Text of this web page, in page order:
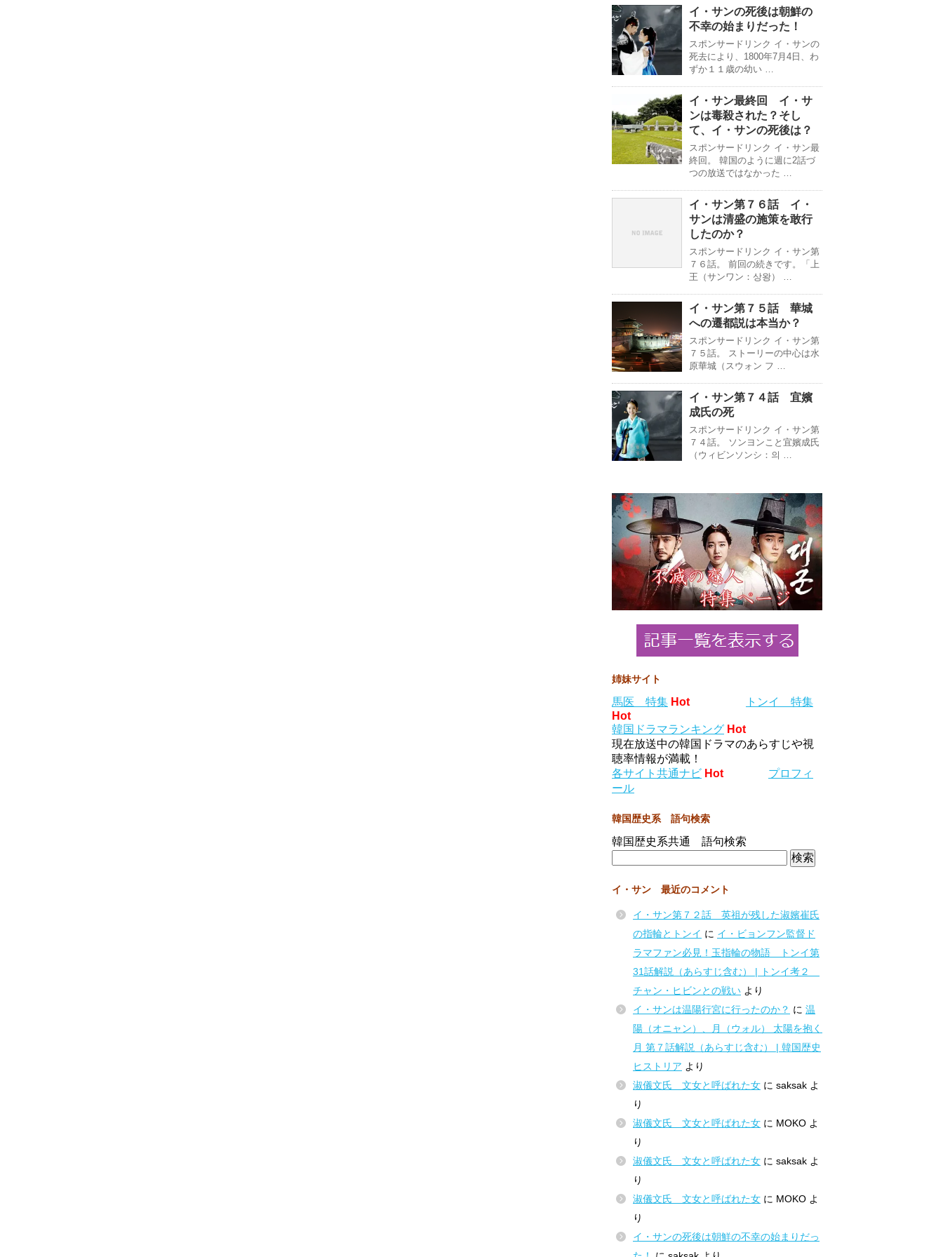
イ・サンの死後は朝鮮の
不幸の始まりだった！
スポンサードリンク イ・サンの
死去により、1800年7月4日、わ
ずか１１歳の幼い …
イ・サン最終回 イ・サ
ンは毒殺された？そし
て、イ・サンの死後は？
スポンサードリンク イ・サン最
終回。 韓国のように週に2話づ
つの放送ではなかった …
イ・サン第７６話 イ・
サンは清盛の施策を敢行
したのか？
スポンサードリンク イ・サン第
７６話。 前回の続きです。「上
王（サンワン：상왕） …
イ・サン第７５話 華城
への遷都説は本当か？
スポンサードリンク イ・サン第
７５話。 ストーリーの中心は水
原華城（スウォン フ …
イ・サン第７４話 宜嬪
成氏の死
スポンサードリンク イ・サン第
７４話。 ソンヨンこと宜嬪成氏
（ウィビンソンシ：의 …
姉妹サイト
馬医 特集 Hot
トンイ 特集
Hot
韓国ドラマランキング Hot
現在放送中の韓国ドラマのあらすじや視
聴率情報が満載！
各サイト共通ナビ Hot
プロフィ
ール
韓国歴史系 語句検索
韓国歴史系共通 語句検索
イ・サン 最近のコメント
イ・サン第７２話 英祖が残した淑嬪崔氏
の指輪とトンイ に イ・ビョンフン監督ド
ラマファン必見！玉指輪の物語 トンイ第
31話解説（あらすじ含む） | トンイ考２
チャン・ヒビンとの戦い より
イ・サンは温陽行宮に行ったのか？ に 温
陽（オニャン）、月（ウォル） 太陽を抱く
月 第７話解説（あらすじ含む） | 韓国歴史
ヒストリア より
淑儀文氏 文女と呼ばれた女 に saksak よ
り
淑儀文氏 文女と呼ばれた女 に MOKO よ
り
淑儀文氏 文女と呼ばれた女 に saksak よ
り
淑儀文氏 文女と呼ばれた女 に MOKO よ
り
イ・サンの死後は朝鮮の不幸の始まりだっ